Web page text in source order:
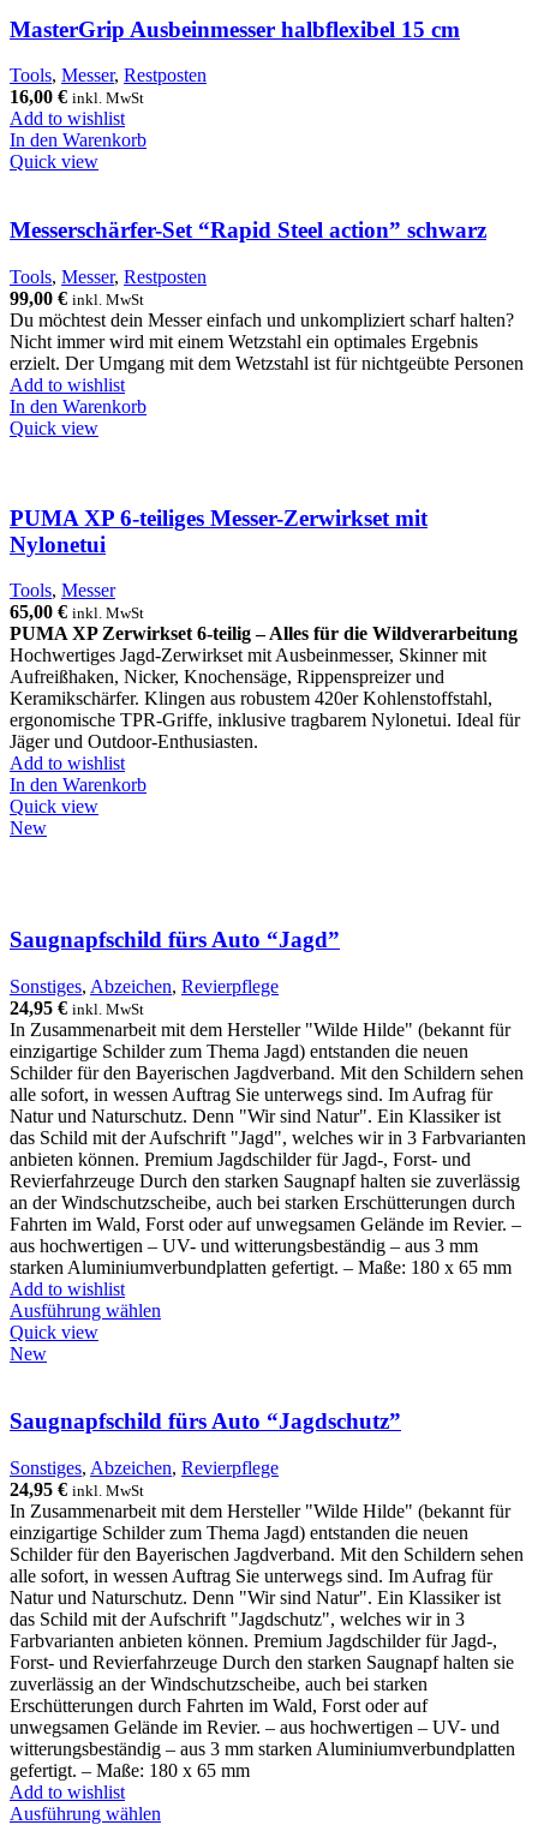
MasterGrip Ausbeinmesser halbflexibel 15 cm
Tools, Messer, Restposten
16,00 € inkl. MwSt
Add to wishlist
In den Warenkorb
Quick view
Messerschärfer-Set “Rapid Steel action” schwarz
Tools, Messer, Restposten
99,00 € inkl. MwSt
Du möchtest dein Messer einfach und unkompliziert scharf halten?
Nicht immer wird mit einem Wetzstahl ein optimales Ergebnis
erzielt. Der Umgang mit dem Wetzstahl ist für nichtgeübte Personen
Add to wishlist
In den Warenkorb
Quick view
PUMA XP 6-teiliges Messer-Zerwirkset mit
Nylonetui
Tools, Messer
65,00 € inkl. MwSt
PUMA XP Zerwirkset 6-teilig – Alles für die Wildverarbeitung
Hochwertiges Jagd-Zerwirkset mit Ausbeinmesser, Skinner mit
Aufreißhaken, Nicker, Knochensäge, Rippenspreizer und
Keramikschärfer. Klingen aus robustem 420er Kohlenstoffstahl,
ergonomische TPR-Griffe, inklusive tragbarem Nylonetui. Ideal für
Jäger und Outdoor-Enthusiasten.
Add to wishlist
In den Warenkorb
Quick view
New
Saugnapfschild fürs Auto “Jagd”
Sonstiges, Abzeichen, Revierpflege
24,95 € inkl. MwSt
In Zusammenarbeit mit dem Hersteller "Wilde Hilde" (bekannt für
einzigartige Schilder zum Thema Jagd) entstanden die neuen
Schilder für den Bayerischen Jagdverband. Mit den Schildern sehen
alle sofort, in wessen Auftrag Sie unterwegs sind. Im Aufrag für
Natur und Naturschutz. Denn "Wir sind Natur". Ein Klassiker ist
das Schild mit der Aufschrift "Jagd", welches wir in 3 Farbvarianten
anbieten können. Premium Jagdschilder für Jagd-, Forst- und
Revierfahrzeuge Durch den starken Saugnapf halten sie zuverlässig
an der Windschutzscheibe, auch bei starken Erschütterungen durch
Fahrten im Wald, Forst oder auf unwegsamen Gelände im Revier. –
aus hochwertigen – UV- und witterungsbeständig – aus 3 mm
starken Aluminiumverbundplatten gefertigt. – Maße: 180 x 65 mm
Add to wishlist
Ausführung wählen
Quick view
New
Saugnapfschild fürs Auto “Jagdschutz”
Sonstiges, Abzeichen, Revierpflege
24,95 € inkl. MwSt
In Zusammenarbeit mit dem Hersteller "Wilde Hilde" (bekannt für
einzigartige Schilder zum Thema Jagd) entstanden die neuen
Schilder für den Bayerischen Jagdverband. Mit den Schildern sehen
alle sofort, in wessen Auftrag Sie unterwegs sind. Im Aufrag für
Natur und Naturschutz. Denn "Wir sind Natur". Ein Klassiker ist
das Schild mit der Aufschrift "Jagdschutz", welches wir in 3
Farbvarianten anbieten können. Premium Jagdschilder für Jagd-,
Forst- und Revierfahrzeuge Durch den starken Saugnapf halten sie
zuverlässig an der Windschutzscheibe, auch bei starken
Erschütterungen durch Fahrten im Wald, Forst oder auf
unwegsamen Gelände im Revier. – aus hochwertigen – UV- und
witterungsbeständig – aus 3 mm starken Aluminiumverbundplatten
gefertigt. – Maße: 180 x 65 mm
Add to wishlist
Ausführung wählen